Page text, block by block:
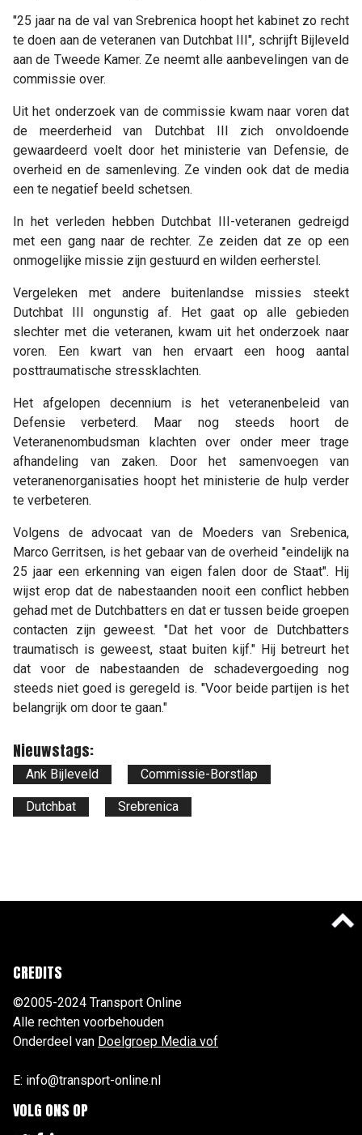
"25 jaar na de val van Srebrenica hoopt het kabinet zo recht
te doen aan de veteranen van Dutchbat III", schrijft Bijleveld
aan de Tweede Kamer. Ze neemt alle aanbevelingen van de
commissie over.
Uit het onderzoek van de commissie kwam naar voren dat
de meerderheid van Dutchbat III zich onvoldoende
gewaardeerd voelt door het ministerie van Defensie, de
overheid en de samenleving. Ze vinden ook dat de media
een te negatief beeld schetsen.
In het verleden hebben Dutchbat III-veteranen gedreigd
met een gang naar de rechter. Ze zeiden dat ze op een
onmogelijke missie zijn gestuurd en wilden eerherstel.
Vergeleken met andere buitenlandse missies steekt
Dutchbat III ongunstig af. Het gaat op alle gebieden
slechter met die veteranen, kwam uit het onderzoek naar
voren. Een kwart van hen ervaart een hoog aantal
posttraumatische stressklachten.
Het afgelopen decennium is het veteranenbeleid van
Defensie verbeterd. Maar nog steeds hoort de
Veteranenombudsman klachten over onder meer trage
afhandeling van zaken. Door het samenvoegen van
veteranenorganisaties hoopt het ministerie de hulp verder
te verbeteren.
Volgens de advocaat van de Moeders van Srebenica,
Marco Gerritsen, is het gebaar van de overheid "eindelijk na
25 jaar een erkenning van eigen falen door de Staat". Hij
wijst erop dat de nabestaanden nooit een conflict hebben
gehad met de Dutchbatters en dat er tussen beide groepen
contacten zijn geweest. "Dat het voor de Dutchbatters
traumatisch is geweest, staat buiten kijf." Hij betreurt het
dat voor de nabestaanden de schadevergoeding nog
steeds niet goed is geregeld is. "Voor beide partijen is het
belangrijk om door te gaan."
Nieuwstags:
Ank Bijleveld Commissie-Borstlap
Dutchbat Srebrenica
CREDITS
©2005-2024 Transport Online
Alle rechten voorbehouden
Onderdeel van Doelgroep Media vof
E: info@transport-online.nl
VOLG ONS OP